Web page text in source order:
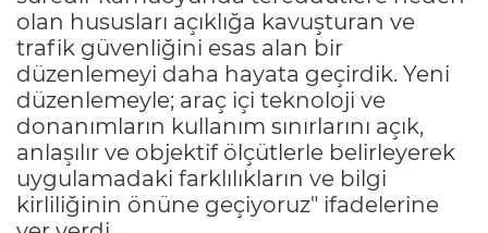
olan hususları açıklığa kavuşturan ve
trafik güvenliğini esas alan bir
düzenlemeyi daha hayata geçirdik. Yeni
düzenlemeyle; araç içi teknoloji ve
donanımların kullanım sınırlarını açık,
anlaşılır ve objektif ölçütlerle belirleyerek
uygulamadaki farklılıkların ve bilgi
kirliliğinin önüne geçiyoruz" ifadelerine